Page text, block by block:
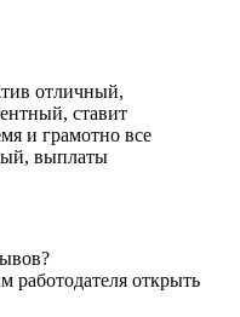
отличный,
ставит
и грамотно все
выплаты
работодателя открыть